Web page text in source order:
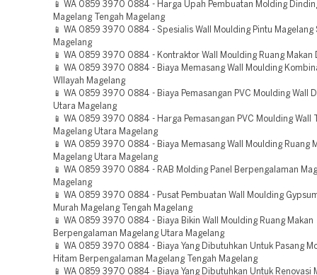
📱 WA 0859 3970 0884 - Harga Upah Pembuatan Molding
Magelang Tengah Magelang
📱 WA 0859 3970 0884 - Spesialis Wall Moulding Pintu Magelang
Magelang
📱 WA 0859 3970 0884 - Kontraktor Wall Moulding Ruang Makan
📱 WA 0859 3970 0884 - Biaya Memasang Wall Moulding
WIlayah Magelang
📱 WA 0859 3970 0884 - Biaya Pemasangan PVC Moulding Wall
Utara Magelang
📱 WA 0859 3970 0884 - Harga Pemasangan PVC Moulding Wall
Magelang Utara Magelang
📱 WA 0859 3970 0884 - Biaya Memasang Wall Moulding Ruang
Magelang Utara Magelang
📱 WA 0859 3970 0884 - RAB Molding Panel Berpengalaman
Magelang
📱 WA 0859 3970 0884 - Pusat Pembuatan Wall Moulding
Murah Magelang Tengah Magelang
📱 WA 0859 3970 0884 - Biaya Bikin Wall Moulding Ruang Makan
Berpengalaman Magelang Utara Magelang
📱 WA 0859 3970 0884 - Biaya Yang Dibutuhkan Untuk Pasang
Hitam Berpengalaman Magelang Tengah Magelang
📱 WA 0859 3970 0884 - Biaya Yang Dibutuhkan Untuk Renovasi